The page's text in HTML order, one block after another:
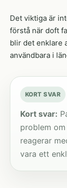
Det viktiga är
förstå när doft
blir det enklare
användbara i
KORT SVAR
Kort svar:
problem
reagerar
vara ett